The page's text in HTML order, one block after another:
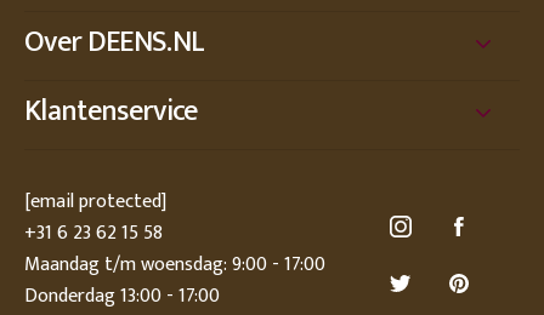
Over DEENS.NL
Klantenservice
[email protected]
+31 6 23 62 15 58
Maandag t/m woensdag: 9:00 - 17:00
Donderdag 13:00 - 17:00